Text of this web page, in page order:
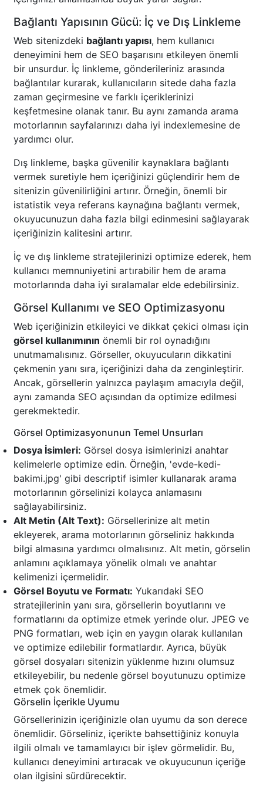
Bağlantı Yapısının Gücü: İç ve Dış Linkleme
Web sitenizdeki bağlantı yapısı, hem kullanıcı
deneyimini hem de SEO başarısını etkileyen önemli
bir unsurdur. İç linkleme, gönderileriniz arasında
bağlantılar kurarak, kullanıcıların sitede daha fazla
zaman geçirmesine ve farklı içeriklerinizi
keşfetmesine olanak tanır. Bu aynı zamanda arama
motorlarının sayfalarınızı daha iyi indexlemesine de
yardımcı olur.
Dış linkleme, başka güvenilir kaynaklara bağlantı
vermek suretiyle hem içeriğinizi güçlendirir hem de
sitenizin güvenilirliğini artırır. Örneğin, önemli bir
istatistik veya referans kaynağına bağlantı vermek,
okuyucunuzun daha fazla bilgi edinmesini sağlayarak
içeriğinizin kalitesini artırır.
İç ve dış linkleme stratejilerinizi optimize ederek, hem
kullanıcı memnuniyetini artırabilir hem de arama
motorlarında daha iyi sıralamalar elde edebilirsiniz.
Görsel Kullanımı ve SEO Optimizasyonu
Web içeriğinizin etkileyici ve dikkat çekici olması için
görsel kullanımının önemli bir rol oynadığını
unutmamalısınız. Görseller, okuyucuların dikkatini
çekmenin yanı sıra, içeriğinizi daha da zenginleştirir.
Ancak, görsellerin yalnızca paylaşım amacıyla değil,
aynı zamanda SEO açısından da optimize edilmesi
gerekmektedir.
Görsel Optimizasyonunun Temel Unsurları
Dosya İsimleri: Görsel dosya isimlerinizi anahtar
kelimelerle optimize edin. Örneğin, 'evde-kedi-
bakimi.jpg' gibi descriptif isimler kullanarak arama
motorlarının görselinizi kolayca anlamasını
sağlayabilirsiniz.
Alt Metin (Alt Text): Görsellerinize alt metin
ekleyerek, arama motorlarının görseliniz hakkında
bilgi almasına yardımcı olmalısınız. Alt metin, görselin
anlamını açıklamaya yönelik olmalı ve anahtar
kelimenizi içermelidir.
Görsel Boyutu ve Formatı: Yukarıdaki SEO
stratejilerinin yanı sıra, görsellerin boyutlarını ve
formatlarını da optimize etmek yerinde olur. JPEG ve
PNG formatları, web için en yaygın olarak kullanılan
ve optimize edilebilir formatlardır. Ayrıca, büyük
görsel dosyaları sitenizin yüklenme hızını olumsuz
etkileyebilir, bu nedenle görsel boyutunuzu optimize
etmek çok önemlidir.
Görselin İçerikle Uyumu
Görsellerinizin içeriğinizle olan uyumu da son derece
önemlidir. Görseliniz, içerikte bahsettiğiniz konuyla
ilgili olmalı ve tamamlayıcı bir işlev görmelidir. Bu,
kullanıcı deneyimini artıracak ve okuyucunun içeriğe
olan ilgisini sürdürecektir.